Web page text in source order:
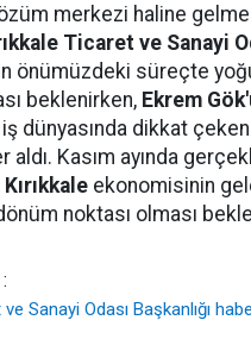
merkezi haline
Ticaret ve Sanayi
önümüzdeki süreçte
beklenirken, Ekrem Gök'
iş dünyasında dikkat
aldı. Kasım ayında
Kırıkkale ekonomisinin
noktası olması
Sanayi Odası Başkanlığı